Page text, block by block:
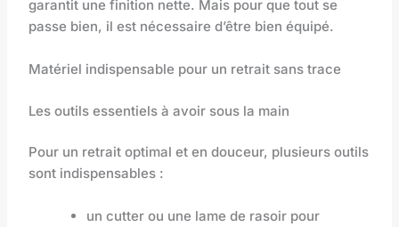
garantit une finition nette. Mais pour que tout se
passe bien, il est nécessaire d’être bien équipé.
Matériel indispensable pour un retrait sans trace
Les outils essentiels à avoir sous la main
Pour un retrait optimal et en douceur, plusieurs outils
sont indispensables :
un cutter ou une lame de rasoir pour